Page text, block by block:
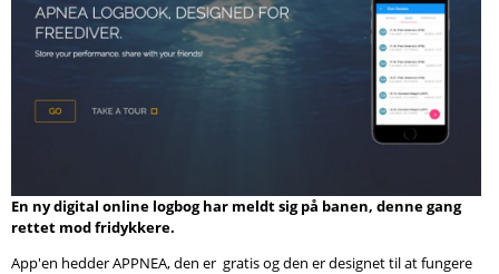
Shop
Om DYK
Søg
En ny digital online logbog har meldt sig på banen, denne gang
rettet mod fridykkere.
App'en hedder APPNEA, den er gratis og den er designet til at fungere